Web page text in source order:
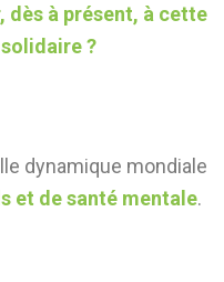
dès à présent, à cette
?
dynamique mondiale
et de santé mentale.